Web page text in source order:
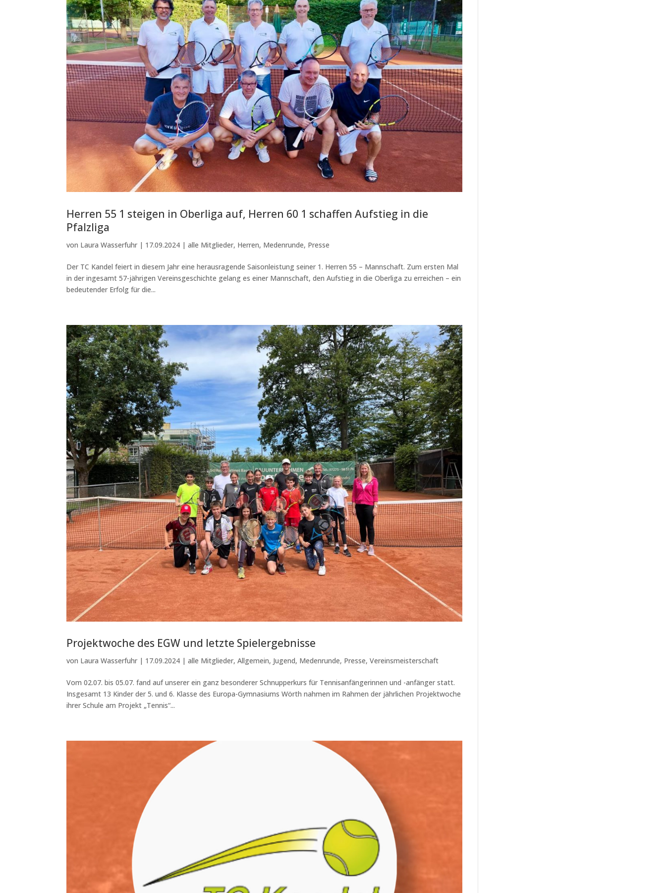
Herren 55 1 steigen in Oberliga auf, Herren 60 1 schaffen Aufstieg in die
Pfalzliga
von Laura Wasserfuhr | 17.09.2024 |alle Mitglieder, Herren, Medenrunde, Presse
Der TC Kandel feiert in diesem Jahr eine herausragende Saisonleistung seiner 1. Herren 55 – Mannschaft. Zum ersten Mal
in der ingesamt 57-jährigen Vereinsgeschichte gelang es einer Mannschaft, den Aufstieg in die Oberliga zu erreichen – ein
bedeutender Erfolg für die...
Projektwoche des EGW und letzte Spielergebnisse
von Laura Wasserfuhr | 17.09.2024 |alle Mitglieder,Allgemein, Jugend, Medenrunde, Presse,Vereinsmeisterschaft
Vom 02.07. bis 05.07. fand auf unserer ein ganz besonderer Schnupperkurs für Tennisanfängerinnen und -anfänger statt.
Insgesamt 13 Kinder der 5. und 6. Klasse des Europa-Gymnasiums Wörth nahmen im Rahmen der jährlichen Projektwoche
ihrer Schule am Projekt „Tennis“...